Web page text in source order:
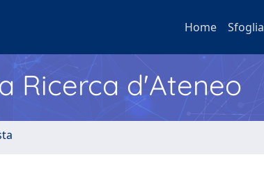
Home Sfoglia
Ricerca d'Ateneo